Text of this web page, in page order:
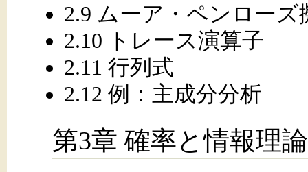
2.9 ムーア・ペンローズ
2.10 トレース演算子
2.11 行列式
2.12 例：主成分分析
第3章 確率と情報理論